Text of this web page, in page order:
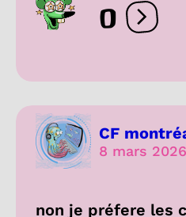
0 Ouvrir
CF
8 mars 2026
non je préfere les